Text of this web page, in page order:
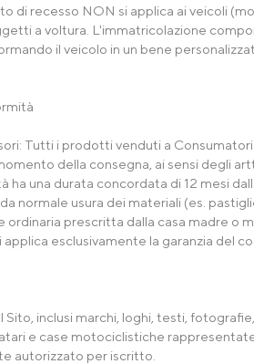
di recesso NON si applica ai veicoli
a voltura. L'immatricolazione
il veicolo in un bene
Tutti i prodotti venduti a
della consegna, ai sensi degli
ha una durata concordata di 12 mesi
normale usura dei materiali (es.
prescritta dalla casa madre o
esclusivamente la garanzia del
inclusi marchi, loghi, testi,
e case motociclistiche
autorizzato per iscritto.